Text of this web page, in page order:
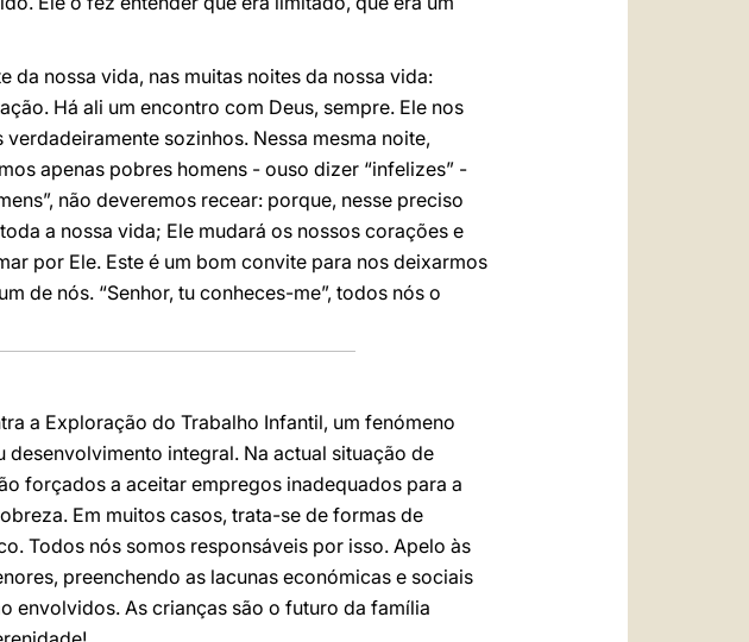
da nossa vida, nas muitas noites da nossa vida:
Há ali um encontro com Deus, sempre. Ele nos
sozinhos. Nessa mesma noite,
apenas pobres homens - ouso dizer “infelizes” -
não deveremos recear: porque, nesse preciso
a nossa vida; Ele mudará os nossos corações e
por Ele. Este é um bom convite para nos deixarmos
de nós. “Senhor, tu conheces-me”, todos nós o
a Exploração do Trabalho Infantil, um fenómeno
integral. Na actual situação de
forçados a aceitar empregos inadequados para a
Em muitos casos, trata-se de formas de
Todos nós somos responsáveis por isso. Apelo às
preenchendo as lacunas económicas e sociais
envolvidos. As crianças são o futuro da família